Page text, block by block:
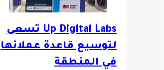
Up Digital Labs تسعى
لتوسيع قاعدة عملائها
في المنطقة